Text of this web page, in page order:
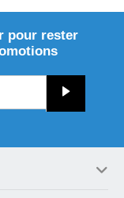
pour rester